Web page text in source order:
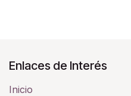
Enlaces de Interés
Inicio